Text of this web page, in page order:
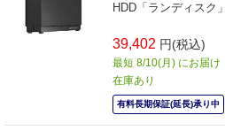
HDD「ランディスク」
39,402 円(税込)
最短 8/10(月) にお届け
在庫あり
有料長期保証(延長)承り中